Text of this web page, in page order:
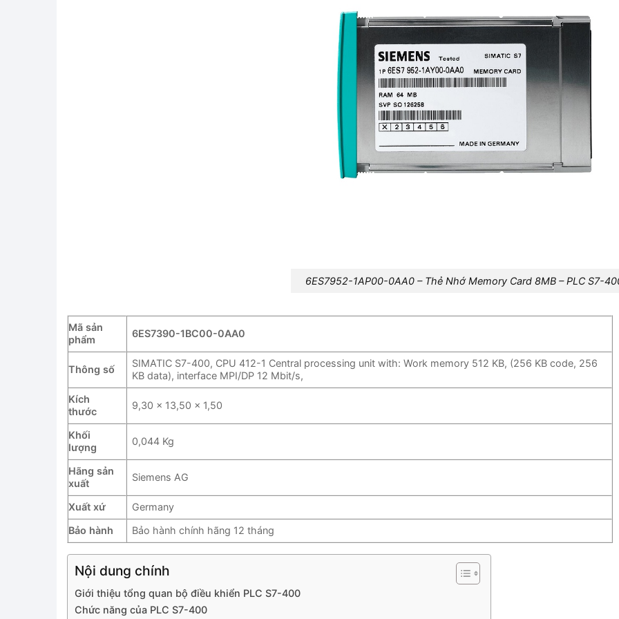
6ES7952-1AP00-0AA0 – Thẻ Nhớ Memory Card 8MB – PLC S7-
Mã sản
phẩm
6ES7390-1BC00-0AA0
Thông số
SIMATIC S7-400, CPU 412-1 Central processing unit with: Work memory 512 KB, (256 KB code, 256
KB data), interface MPI/DP 12 Mbit/s,
Kích
thước
9,30 x 13,50 x 1,50
Khối
lượng
0,044 Kg
Hãng sản
xuất
Siemens AG
Xuất xứ
Germany
Bảo hành
Bảo hành chính hãng 12 tháng
Nội dung chính
Giới thiệu tổng quan bộ điều khiển PLC S7-400
Chức năng của PLC S7-400